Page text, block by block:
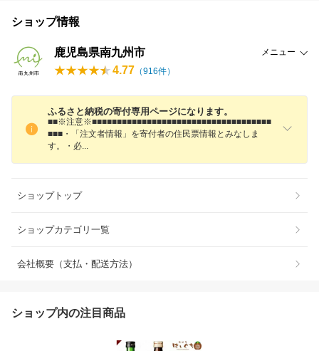
ショップ情報
鹿児島県南九州市 メニュー
4.77 （916件）
ふるさと納税の寄付専用ページになります。
■■※注意※■■■■■■■■■■■■■■■■■■■■■■■■■■■■■■■■■■■■
■■■・「注文者情報」を寄付者の住民票情報とみなしま
す。・ 必
ショップトップ
ショップカテゴリ一覧
会社概要（支払・配送方法）
ショップ内の注目商品